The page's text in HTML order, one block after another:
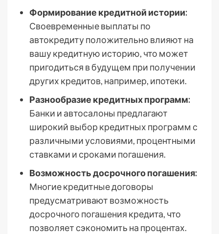
Формирование кредитной истории:
Своевременные выплаты по
автокредиту положительно влияют на
вашу кредитную историю, что может
пригодиться в будущем при получении
других кредитов, например, ипотеки.
Разнообразие кредитных программ:
Банки и автосалоны предлагают
широкий выбор кредитных программ с
различными условиями, процентными
ставками и сроками погашения.
Возможность досрочного погашения:
Многие кредитные договоры
предусматривают возможность
досрочного погашения кредита, что
позволяет сэкономить на процентах.